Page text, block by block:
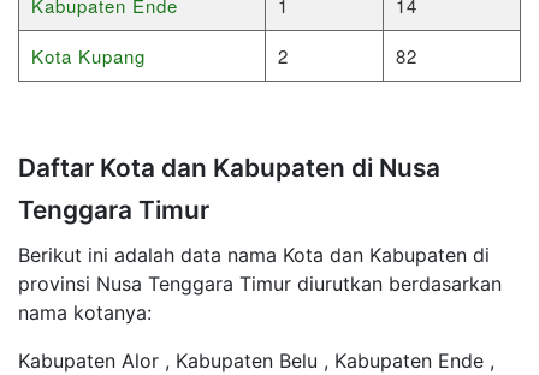
Kota Kupang
2 82
Daftar Kota dan Kabupaten di Nusa
Tenggara Timur
Berikut ini adalah data nama Kota dan Kabupaten di
provinsi Nusa Tenggara Timur diurutkan berdasarkan
nama kotanya:
Kabupaten Alor , Kabupaten Belu , Kabupaten Ende ,